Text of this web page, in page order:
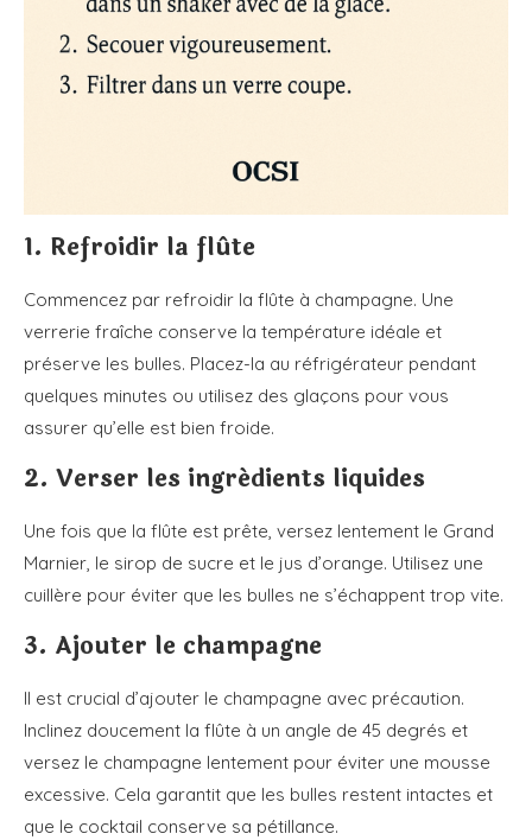
1. Refroidir la flûte
Commencez par refroidir la flûte à champagne. Une
verrerie fraîche conserve la température idéale et
préserve les bulles. Placez-la au réfrigérateur pendant
quelques minutes ou utilisez des glaçons pour vous
assurer qu’elle est bien froide.
2. Verser les ingrédients liquides
Une fois que la flûte est prête, versez lentement le Grand
Marnier, le sirop de sucre et le jus d’orange. Utilisez une
cuillère pour éviter que les bulles ne s’échappent trop vite.
3. Ajouter le champagne
Il est crucial d’ajouter le champagne avec précaution.
Inclinez doucement la flûte à un angle de 45 degrés et
versez le champagne lentement pour éviter une mousse
excessive. Cela garantit que les bulles restent intactes et
que le cocktail conserve sa pétillance.